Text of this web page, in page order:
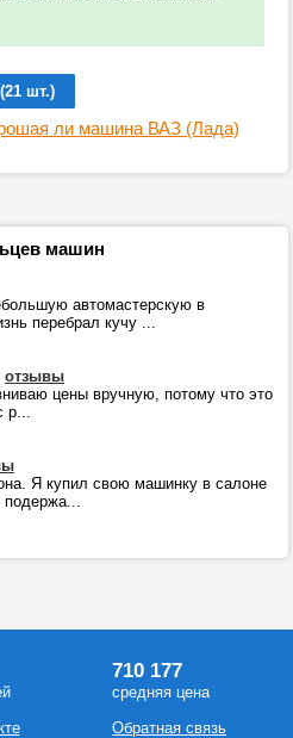
шт.)
ли машина ВАЗ (Лада)
машин
автомастерскую в
перебрал кучу ...
отзывы
цены вручную, потому что это
р...
Я купил свою машинку в салоне
подержа...
710 177
средняя цена
Обратная связь